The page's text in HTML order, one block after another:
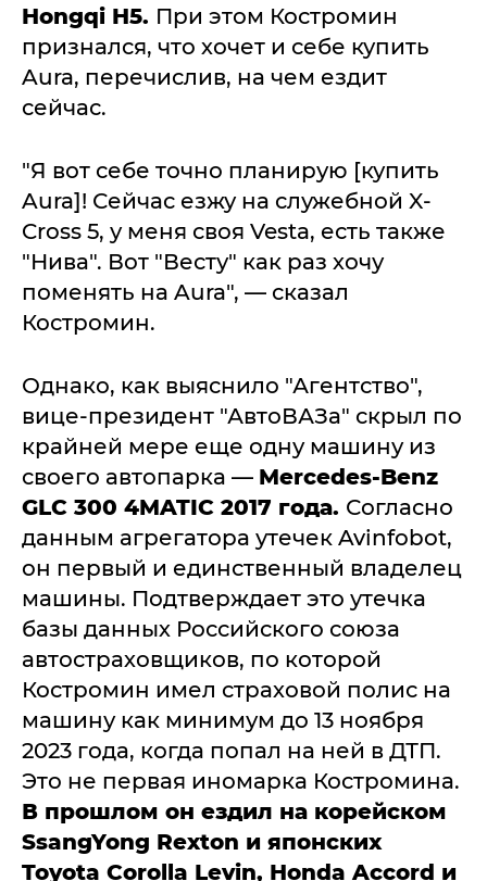
Hongqi H5. При этом Костромин
признался, что хочет и себе купить
Aura, перечислив, на чем ездит
сейчас.
"Я вот себе точно планирую [купить
Aura]! Сейчас езжу на служебной X-
Cross 5, у меня своя Vesta, есть также
"Нива". Вот "Весту" как раз хочу
поменять на Aura", — сказал
Костромин.
Однако, как выяснило "Агентство",
вице-президент "АвтоВАЗа" скрыл по
крайней мере еще одну машину из
своего автопарка — Mercedes-Benz
GLC 300 4MATIC 2017 года. Согласно
данным агрегатора утечек Avinfobot,
он первый и единственный владелец
машины. Подтверждает это утечка
базы данных Российского союза
автостраховщиков, по которой
Костромин имел страховой полис на
машину как минимум до 13 ноября
2023 года, когда попал на ней в ДТП.
Это не первая иномарка Костромина.
В прошлом он ездил на корейском
SsangYong Rexton и японских
Toyota Corolla Levin, Honda Accord и